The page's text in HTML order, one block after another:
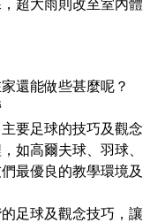
超大雨則改至室內體
還能做些甚麼呢？
要足球的技巧及觀念
如高爾夫球、羽球、
最優良的教學環境及
足球及觀念技巧，讓